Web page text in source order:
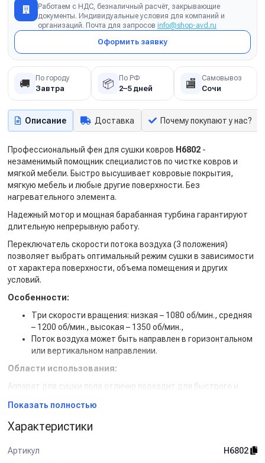
Работаем с НДС, безналичный расчёт, закрывающие
документы. Индивидуальные условия для компаний и
организаций. Почта для запросов info@shop-avd.ru
Оформить заявку
🚚 По городу
Завтра 📦 По РФ
2–5 дней 🏬 Самовывоз
Сочи
Описание Доставка Почему покупают у нас?
Профессиональный фен для сушки ковров Н6802 -
незаменимый помощник специалистов по чистке ковров и
мягкой мебели. Быстро высушивает ковровые покрытия,
мягкую мебель и любые другие поверхности. Без
нагревательного элемента.
Надежный мотор и мощная барабанная турбина гарантируют
длительную непрерывную работу.
Переключатель скорости потока воздуха (3 положения)
позволяет выбрать оптимальный режим сушки в зависимости
от характера поверхности, объема помещения и других
условий.
Особенности:
Три скорости вращения: низкая – 1080 об/мин., средняя
– 1200 об/мин., высокая – 1350 об/мин.,
Поток воздуха может быть направлен в горизонтальном
или вертикальном направлении.
Области использования:
Аппарат для сушки пола отлично подходит для быстрого и
Направляйте поток воздуха вдоль покрытия, но не на него для
равномерной сушки и предотвращения появления полос и
разводов. Профессиональный аппарат для сушки ковровых и
тканевых покрытий может использоваться и для сушки мест
удаления пятен. Для принудительной сушки ковровых
Показать полностью
Характеристики
Артикул
H6802